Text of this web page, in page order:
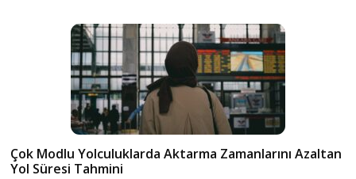
Çok Modlu Yolculuklarda Aktarma Zamanlarını Azaltan
Yol Süresi Tahmini